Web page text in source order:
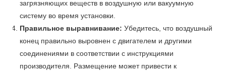
загрязняющих веществ в воздушную или вакуумную
систему во время установки.
Правильное выравнивание: Убедитесь, что воздушный
конец правильно выровнен с двигателем и другими
соединениями в соответствии с инструкциями
производителя. Размещение может привести к